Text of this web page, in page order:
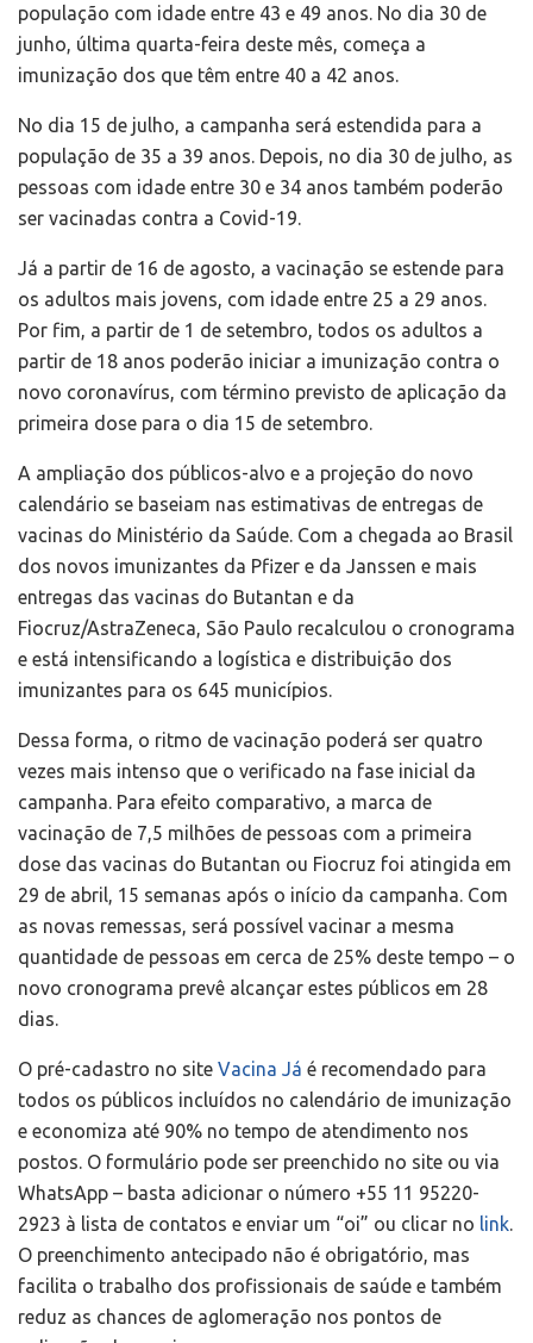
população com idade entre 43 e 49 anos. No dia 30 de
junho, última quarta-feira deste mês, começa a
imunização dos que têm entre 40 a 42 anos.
No dia 15 de julho, a campanha será estendida para a
população de 35 a 39 anos. Depois, no dia 30 de julho, as
pessoas com idade entre 30 e 34 anos também poderão
ser vacinadas contra a Covid-19.
Já a partir de 16 de agosto, a vacinação se estende para
os adultos mais jovens, com idade entre 25 a 29 anos.
Por fim, a partir de 1 de setembro, todos os adultos a
partir de 18 anos poderão iniciar a imunização contra o
novo coronavírus, com término previsto de aplicação da
primeira dose para o dia 15 de setembro.
A ampliação dos públicos-alvo e a projeção do novo
calendário se baseiam nas estimativas de entregas de
vacinas do Ministério da Saúde. Com a chegada ao Brasil
dos novos imunizantes da Pfizer e da Janssen e mais
entregas das vacinas do Butantan e da
Fiocruz/AstraZeneca, São Paulo recalculou o cronograma
e está intensificando a logística e distribuição dos
imunizantes para os 645 municípios.
Dessa forma, o ritmo de vacinação poderá ser quatro
vezes mais intenso que o verificado na fase inicial da
campanha. Para efeito comparativo, a marca de
vacinação de 7,5 milhões de pessoas com a primeira
dose das vacinas do Butantan ou Fiocruz foi atingida em
29 de abril, 15 semanas após o início da campanha. Com
as novas remessas, será possível vacinar a mesma
quantidade de pessoas em cerca de 25% deste tempo – o
novo cronograma prevê alcançar estes públicos em 28
dias.
O pré-cadastro no site Vacina Já é recomendado para
todos os públicos incluídos no calendário de imunização
e economiza até 90% no tempo de atendimento nos
postos. O formulário pode ser preenchido no site ou via
WhatsApp – basta adicionar o número +55 11 95220-
2923 à lista de contatos e enviar um “oi” ou clicar no link.
O preenchimento antecipado não é obrigatório, mas
facilita o trabalho dos profissionais de saúde e também
reduz as chances de aglomeração nos pontos de